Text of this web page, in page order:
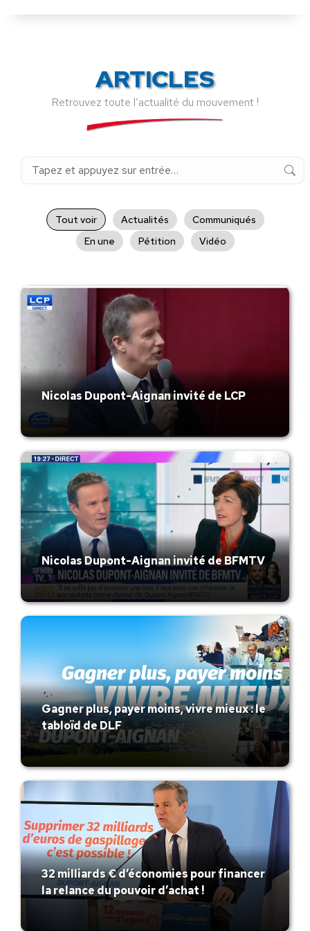
ARTICLES
Retrouvez toute l’actualité du mouvement !
Recherche
Tout voir Actualités
Communiqués
En une
Pétition Vidéo
Nicolas Dupont-Aignan invité de LCP
Nicolas Dupont-Aignan invité de BFMTV
Gagner plus, payer moins, vivre mieux : le
tabloïd de DLF
32 milliards € d’économies pour financer
la relance du pouvoir d’achat !